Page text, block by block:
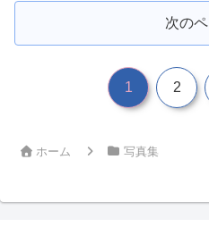
次の
1 2
ホーム 写真集